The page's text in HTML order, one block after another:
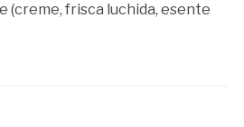
(creme, frisca luchida, esente